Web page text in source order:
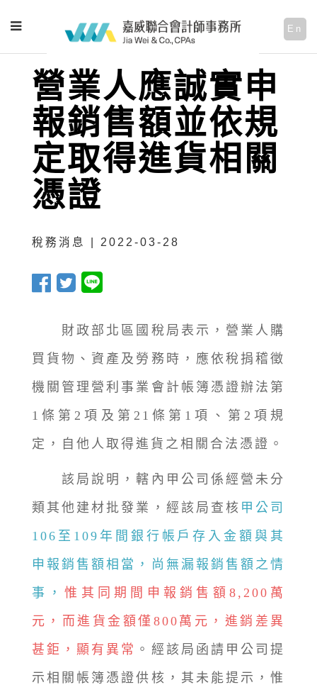
En
營業人應誠實申
報銷售額並依規
定取得進貨相關
憑證
稅務消息 | 2022-03-28
財政部北區國稅局表示，營業人購
買貨物、資產及勞務時，應依稅捐稽徵
機關管理營利事業會計帳簿憑證辦法第
1條第2項及第21條第1項、第2項規
定，自他人取得進貨之相關合法憑證。
該局說明，轄內甲公司係經營未分
類其他建材批發業，經該局查核 甲公司
106至109年間銀行帳戶存入金額與其
申報銷售額相當，尚無漏報銷售額之情
事，惟其同期間申報銷售額8,200萬
元，而進貨金額僅800萬元，進銷差異
甚鉅，顯有異常 。經該局函請甲公司提
示相關帳簿憑證供核，其未能提示，惟